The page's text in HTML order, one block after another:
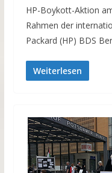
HP-Boykott-Aktion
Rahmen der
Packard (HP) BDS
Weiterlesen